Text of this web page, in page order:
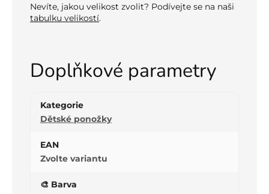
Nevíte, jakou velikost zvolit? Podívejte se na naši
tabulku velikostí.
Doplňkové parametry
Kategorie
Dětské ponožky
EAN
Zvolte variantu
🎨 Barva